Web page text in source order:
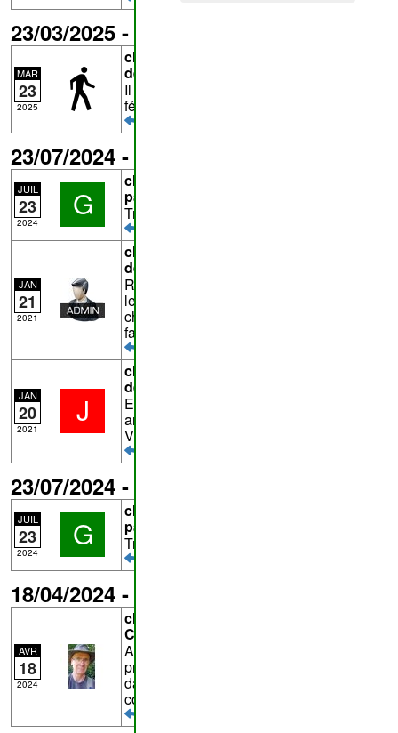
23/03/2025 - chemin n°
MAR
23
2025
chemin n°
de
Il ne reste rien de ce chemin. Vu le 23
février 2025
23/07/2024 - chemin n°
JUIL
23
2024 G
chemin n°
passé(e) le 22/07/2024
Tronçon de S à Q emprunté
JAN
21
2021
chemin n°
de
Réponse à
le tronçon JK soit interdit. Il s'agit d'un
chemin public dans un bois communal. Il
faudrait le signaler au DNF
JAN
20
2021 J
chemin n°
de
Entre les points P et Q, il y a plusieurs
arbres remarquables, dont le " Hêtre à la
Vierge du Fays " et le " Chêne Hambly "
23/07/2024 - chemin n°
JUIL
23
2024 G
chemin n°
passé(e) le 22/07/2024
Tronçon de B à A emprunté
18/04/2024 - chemin n°
AVR
18
2024
chemin n°
Commentaire de
Au point B, un panneau "propriété
privée" surveillance par caméra. Arrivant
dans l'autre sens, aucune signalisation
constatée.